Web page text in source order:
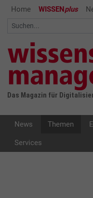
Home WISSENplus
Das Magazin für
News Themen
Services